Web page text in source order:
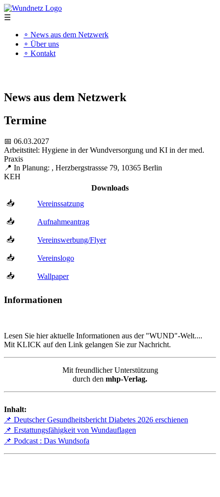
☰
∘ News aus dem Netzwerk
∘ Über uns
∘ Kontakt
News aus dem Netzwerk
Termine
📅 06.03.2027
Arbeitstitel: Hygiene in der Wundversorgung und KI in der med.
Praxis
📍 In Planung: , Herzbergstrassse 79, 10365 Berlin
KEH
Downloads
📥
Vereinssatzung
📥 Aufnahmeantrag
📥 Vereinswerbung/Flyer
📥 Vereinslogo
📥 Wallpaper
Informationen
Lesen Sie hier aktuelle Informationen aus der "WUND"-Welt....
Mit KLICK auf den Link gelangen Sie zur Nachricht.
Mit freundlicher Unterstützung
durch den mhp-Verlag.
Inhalt:
📌 Deutscher Gesundheitsbericht Diabetes 2026 erschienen
📌 Erstattungsfähigkeit von Wundauflagen
📌 Podcast : Das Wundsofa